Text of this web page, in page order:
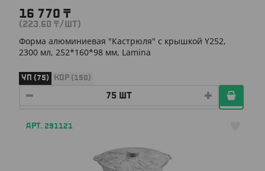
16 770 ₸
(223.60 ₸/ШТ)
Форма алюминиевая "Кастрюля" с крышкой Y252,
2300 мл, 252*160*98 мм, Lamina
УП (75) КОР (150)
АРТ. 291121